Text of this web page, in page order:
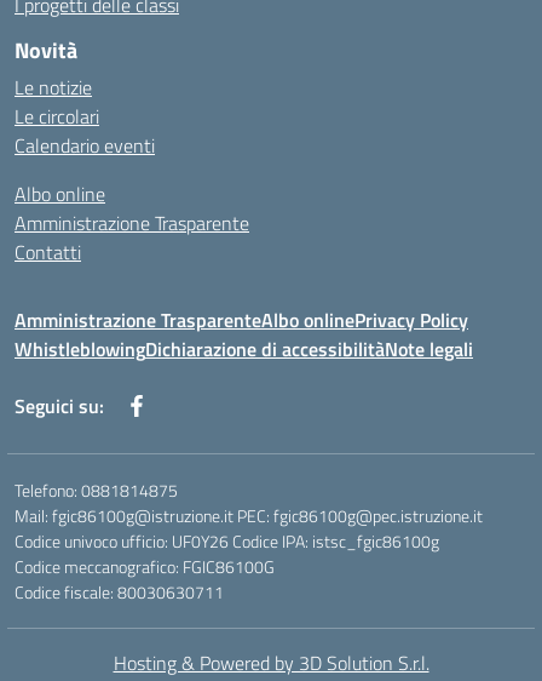
Novità
Le notizie
Le circolari
Calendario eventi
Albo online
Amministrazione Trasparente
Contatti
Amministrazione TrasparenteAlbo onlinePrivacy Policy
WhistleblowingDichiarazione di accessibilitàNote legali
Seguici su:
Telefono: 0881814875
Mail: fgic86100g@istruzione.it PEC: fgic86100g@pec.istruzione.it
Codice univoco ufficio: UF0Y26 Codice IPA: istsc_fgic86100g
Codice meccanografico: FGIC86100G
Codice fiscale: 80030630711
Hosting & Powered by 3D Solution S.r.l.